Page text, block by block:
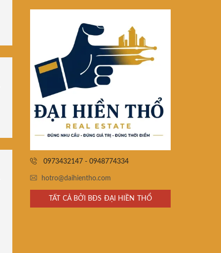
0973432147 - 0948774334
hotro@daihientho.com
TẤT CẢ BỞI BĐS ĐẠI HIỀN THỔ